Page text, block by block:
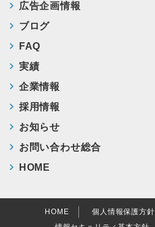
広告企画情報
ブログ
FAQ
実績
企業情報
採用情報
お知らせ
お問い合わせ総合
HOME
HOME 個人情報保護方針